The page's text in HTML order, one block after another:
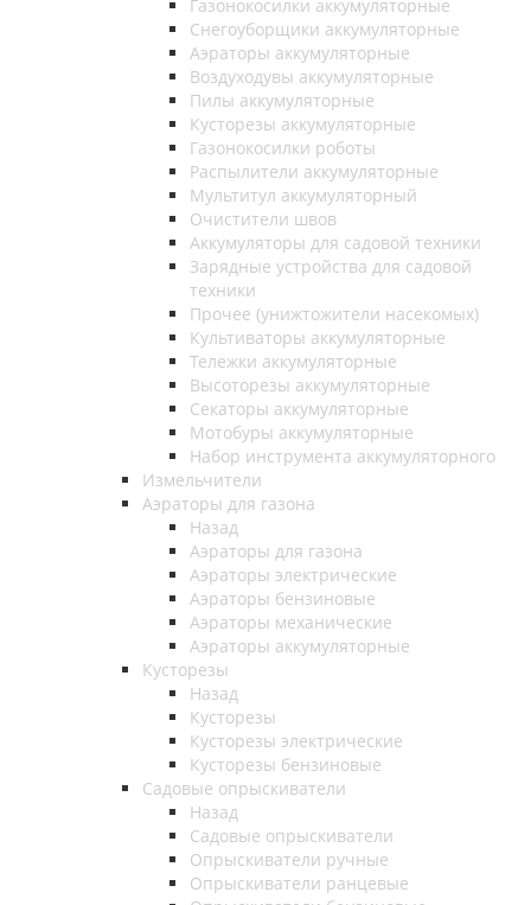
Газонокосилки аккумуляторные
Снегоуборщики аккумуляторные
Аэраторы аккумуляторные
Воздуходувы аккумуляторные
Пилы аккумуляторные
Кусторезы аккумуляторные
Газонокосилки роботы
Распылители аккумуляторные
Мультитул аккумуляторный
Очистители швов
Аккумуляторы для садовой техники
Зарядные устройства для садовой
техники
Прочее (унижтожители насекомых)
Культиваторы аккумуляторные
Тележки аккумуляторные
Высоторезы аккумуляторные
Секаторы аккумуляторные
Мотобуры аккумуляторные
Набор инструмента аккумуляторного
Измельчители
Аэраторы для газона
Назад
Аэраторы для газона
Аэраторы электрические
Аэраторы бензиновые
Аэраторы механические
Аэраторы аккумуляторные
Кусторезы
Назад
Кусторезы
Кусторезы электрические
Кусторезы бензиновые
Садовые опрыскиватели
Назад
Садовые опрыскиватели
Опрыскиватели ручные
Опрыскиватели ранцевые